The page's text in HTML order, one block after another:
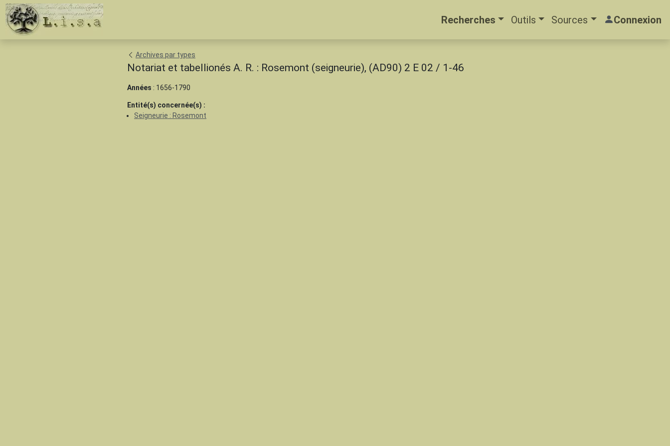
Recherches Outils Sources Connexion
Archives par types
Notariat et tabellionés A. R. : Rosemont (seigneurie), (AD90) 2 E 02 / 1-46
Années : 1656-1790
Entité(s) concernée(s) :
Seigneurie : Rosemont